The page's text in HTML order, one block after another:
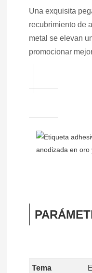
Una exquisita
recubrimiento de
metal se elevan
promocionar
Tema